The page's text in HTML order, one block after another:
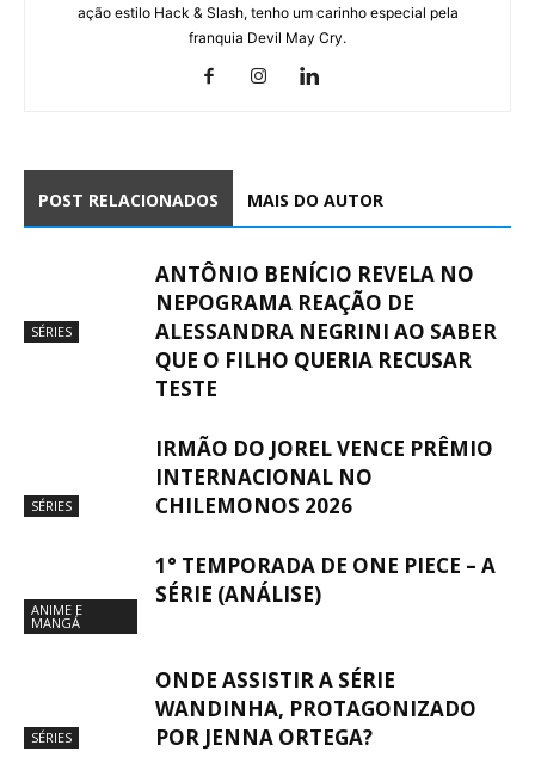
ação estilo Hack & Slash, tenho um carinho especial pela
franquia Devil May Cry.
POST RELACIONADOS MAIS DO AUTOR
SÉRIES
ANTÔNIO BENÍCIO REVELA NO
NEPOGRAMA REAÇÃO DE
ALESSANDRA NEGRINI AO SABER
QUE O FILHO QUERIA RECUSAR
TESTE
SÉRIES
IRMÃO DO JOREL VENCE PRÊMIO
INTERNACIONAL NO
CHILEMONOS 2026
ANIME E
MANGÁ
1° TEMPORADA DE ONE PIECE – A
SÉRIE (ANÁLISE)
SÉRIES
ONDE ASSISTIR A SÉRIE
WANDINHA, PROTAGONIZADO
POR JENNA ORTEGA?